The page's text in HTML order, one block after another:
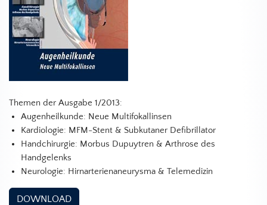
Themen der Ausgabe 1/2013:
Augenheilkunde: Neue Multifokallinsen
Kardiologie: MFM-Stent & Subkutaner Defibrillator
Handchirurgie: Morbus Dupuytren & Arthrose des
Handgelenks
Neurologie: Hirnarterienaneurysma & Telemedizin
DOWNLOAD